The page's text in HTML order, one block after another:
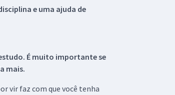
e uma ajuda de
É muito importante se
mais.
vir faz com que você tenha